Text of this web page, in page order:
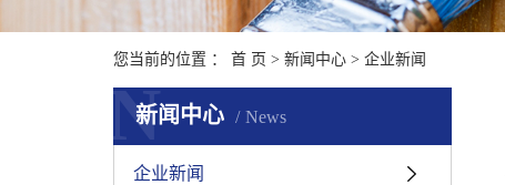
您当前的位置 ： 首 页 > 新闻中心 > 企业新闻
新闻中心 News
N
企业新闻